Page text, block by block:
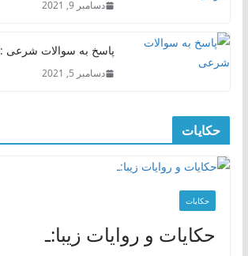
دسامبر 9, 2021
پاسخ به سوالات شرعی :
دسامبر 5, 2021
حکایات
حکایات
حکایات و روایات زیبا:ـ